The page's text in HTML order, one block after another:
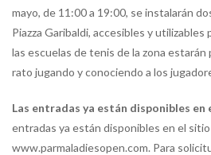
mayo, de 11:00 a 19:00, se instalarán
Piazza Garibaldi, accesibles y
las escuelas de tenis de la zona
rato jugando y conociendo a los
Las entradas ya están disponibles en
entradas ya están disponibles en el
www.parmaladiesopen.com. Para